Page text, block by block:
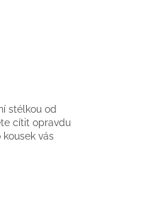
stélkou od
cítit opravdu
vás